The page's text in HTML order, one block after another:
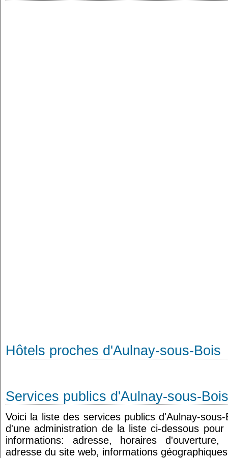
Hôtels proches d'Aulnay-sous-Bois
Services publics d'Aulnay-sous-Bois
Voici la liste des services publics d'Aulnay-
d'une administration de la liste ci-dessous
informations: adresse, horaires
adresse du site web, informations